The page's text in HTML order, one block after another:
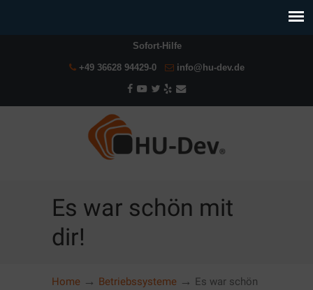
Sofort-Hilfe
+49 36628 94429-0 info@hu-dev.de
Es war schön mit
dir!
Home → Betriebssysteme → Es war schön